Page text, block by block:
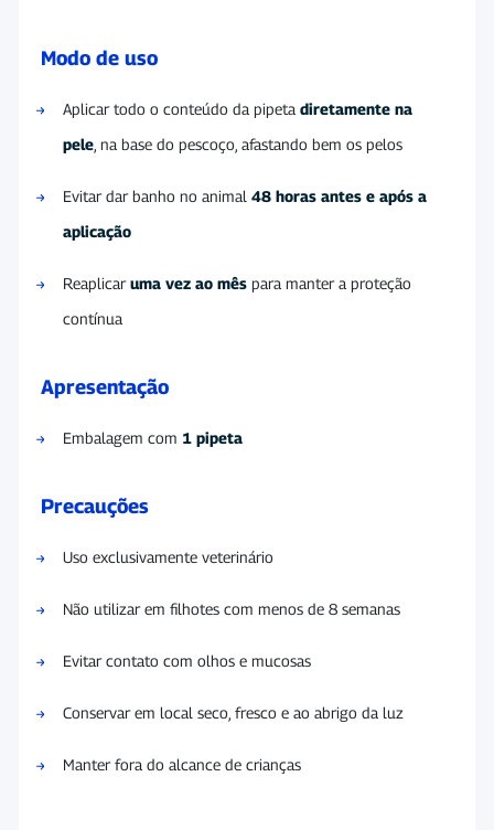
Modo de uso
Aplicar todo o conteúdo da pipeta diretamente na
pele , na base do pescoço, afastando bem os pelos
Evitar dar banho no animal 48 horas antes e após a
aplicação
Reaplicaruma vez ao mês para manter a proteção
contínua
Apresentação
Embalagem com 1 pipeta
Precauções
Uso exclusivamente veterinário
Não utilizar em filhotes com menos de 8 semanas
Evitar contato com olhos e mucosas
Conservar em local seco, fresco e ao abrigo da luz
Manter fora do alcance de crianças